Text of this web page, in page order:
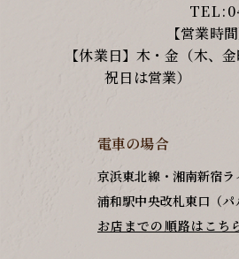
【営業時
【休業日】木・金（木、
祝日
電車の場合
京浜東北線・湘南新宿
浦和駅中央改札東口（
お店までの順路はこち